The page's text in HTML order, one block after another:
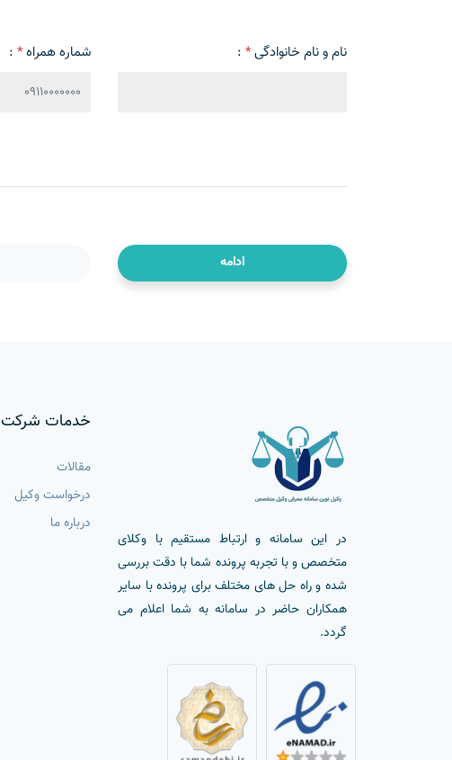
نام و نام خانوادگی*
: شماره همراه*
:
ادامه
در این سامانه و ارتباط مستقیم با وکلای
متخصص و با تجربه پرونده شما با دقت بررسی
شده و راه حل های مختلف برای پرونده با سایر
همکاران حاضر در سامانه به شما اعلام می
گردد.
خدمات شرکت
مقالات
درخواست وکیل
درباره ما